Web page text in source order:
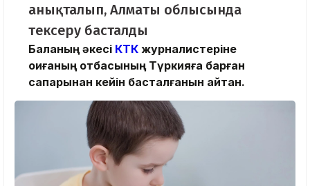
анықталып, Алматы облысында
тексеру басталды
Баланың әкесі КТК журналистеріне
оқиғаның отбасының Түркияға барған
сапарынан кейін басталғанын айтқан.